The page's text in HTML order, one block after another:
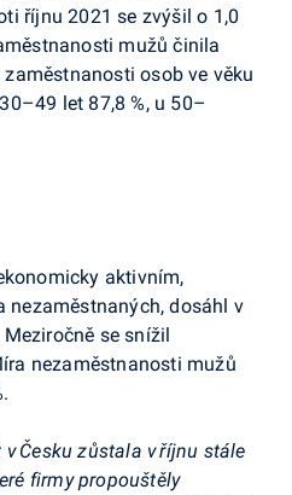
říjnu 2021 se zvýšil o 1,0
mužů činila
zaměstnanosti osob ve věku
let 87,8 %, u 50–
aktivním,
nezaměstnaných, dosáhl v
se snížil
nezaměstnanosti mužů
Česku zůstala v říjnu stále
firmy propouštěly